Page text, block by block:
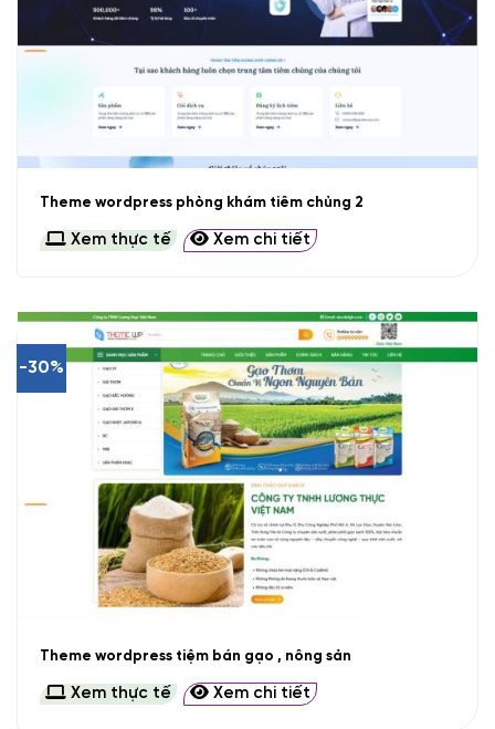
Theme wordpress phòng khám tiêm chủng 2
Xem thực tế Xem chi tiết
-30%
Theme wordpress tiệm bán gạo , nông sản
Xem thực tế Xem chi tiết